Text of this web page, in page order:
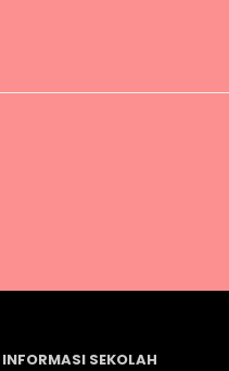
INFORMASI SEKOLAH